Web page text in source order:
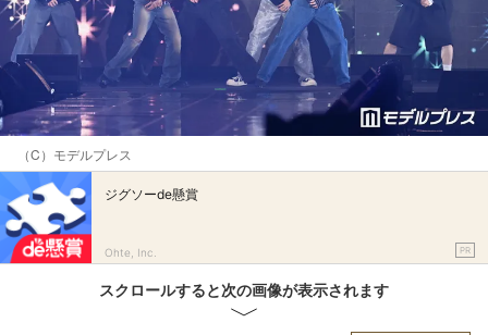
（C）モデルプレス
ジグソーde懸賞
Ohte, Inc. PR
スクロールすると次の画像が表示されます